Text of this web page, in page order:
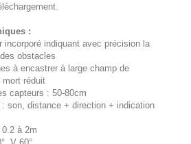
:
incorporé indiquant avec précision la
obstacles
à encastrer à large champ de
mort réduit
capteurs : 50-80cm
son, distance + direction + indication
à 2m